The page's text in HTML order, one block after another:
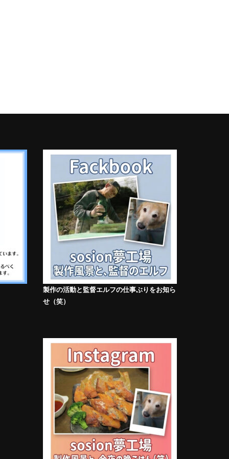
製作の活動と監督エルフの仕事ぶりをお知ら
せ（笑）